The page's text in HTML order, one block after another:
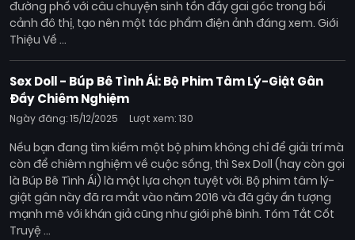
đường phố với câu chuyện sinh tồn đầy gai góc trong bối
cảnh đô thị, tạo nên một tác phẩm điện ảnh đáng xem. Giới
Thiệu Về ...
Sex Doll - Búp Bê Tình Ái: Bộ Phim Tâm Lý-Giật Gân
Đầy Chiêm Nghiệm
Ngày đăng: 15/12/2025 Lượt xem: 130
Nếu bạn đang tìm kiếm một bộ phim không chỉ để giải trí mà
còn để chiêm nghiệm về cuộc sống, thì Sex Doll (hay còn gọi
là Búp Bê Tình Ái) là một lựa chọn tuyệt vời. Bộ phim tâm lý-
giật gân này đã ra mắt vào năm 2016 và đã gây ấn tượng
mạnh mẽ với khán giả cũng như giới phê bình. Tóm Tắt Cốt
Truyệ ...